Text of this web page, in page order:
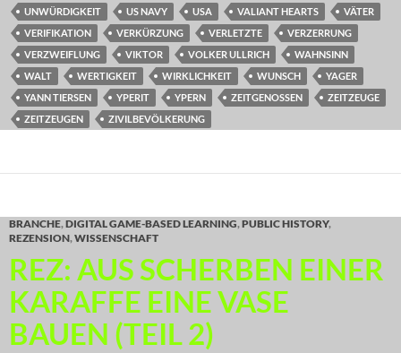
UNWÜRDIGKEIT US NAVY USA VALIANT HEARTS
VÄTER
VERIFIKATION
VERKÜRZUNG VERLETZTE
VERZERRUNG
VERZWEIFLUNG
VIKTOR VOLKER ULLRICH
WAHNSINN
WALT
WERTIGKEIT WIRKLICHKEIT WUNSCH
YAGER
YANN TIERSEN
YPERIT YPERN ZEITGENOSSEN
ZEITZEUGE
ZEITZEUGEN
ZIVILBEVÖLKERUNG
BRANCHE,DIGITAL GAME-BASED LEARNING,PUBLIC HISTORY,
REZENSION,WISSENSCHAFT
REZ: AUS SCHERBEN EINER
KARAFFE EINE VASE
BAUEN (TEIL 2)